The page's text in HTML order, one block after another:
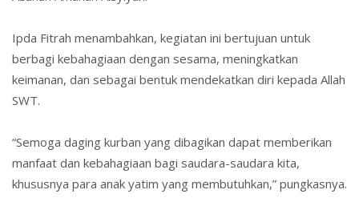
Ipda Fitrah menambahkan, kegiatan ini bertujuan untuk
berbagi kebahagiaan dengan sesama, meningkatkan
keimanan, dan sebagai bentuk mendekatkan diri kepada Allah
SWT.
“Semoga daging kurban yang dibagikan dapat memberikan
manfaat dan kebahagiaan bagi saudara-saudara kita,
khususnya para anak yatim yang membutuhkan,” pungkasnya.